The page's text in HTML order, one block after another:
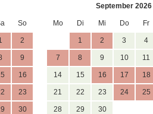
So
2
9
16
23
30
September 2026
Mo Di Mi Do Fr
1 2 3 4
7 8 9 10 11
14 15 16 17 18
21 22 23 24 25
28 29 30